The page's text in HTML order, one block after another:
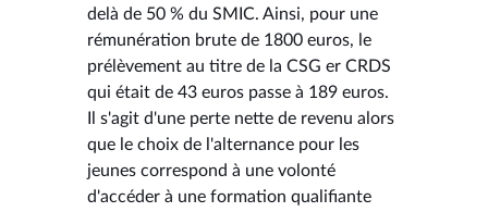
delà de 50 % du SMIC. Ainsi, pour une
rémunération brute de 1800 euros, le
prélèvement au titre de la CSG er CRDS
qui était de 43 euros passe à 189 euros.
Il s'agit d'une perte nette de revenu alors
que le choix de l'alternance pour les
jeunes correspond à une volonté
d'accéder à une formation qualifiante